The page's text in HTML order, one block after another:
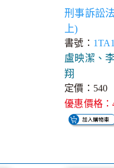
刑事訴訟
上)
書號： 1TA1
盧映潔、
翔
定價：540
優惠價格：